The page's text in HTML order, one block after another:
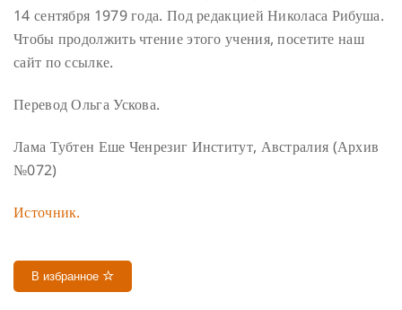
14 сентября 1979 года. Под редакцией Николаса Рибуша.
Чтобы продолжить чтение этого учения, посетите наш
сайт по ссылке.
Перевод Ольга Ускова.
Лама Тубтен Еше Ченрезиг Институт, Австралия (Архив
№072)
Источник.
В избранное